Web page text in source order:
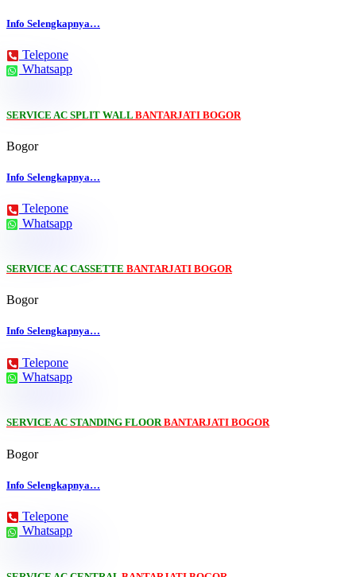
Info Selengkapnya…
Telepone
Whatsapp
SERVICE AC SPLIT WALL BANTARJATI BOGOR
Bogor
Info Selengkapnya…
Telepone
Whatsapp
SERVICE AC CASSETTE BANTARJATI BOGOR
Bogor
Info Selengkapnya…
Telepone
Whatsapp
SERVICE AC STANDING FLOORBANTARJATI BOGOR
Bogor
Info Selengkapnya…
Telepone
Whatsapp